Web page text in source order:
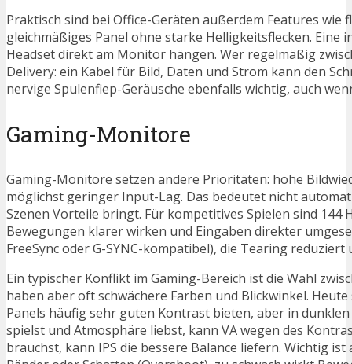
Praktisch sind bei Office-Geräten außerdem Features
gleichmäßiges Panel ohne starke Helligkeitsflecken.
Headset direkt am Monitor hängen. Wer regelmäßig
Delivery: ein Kabel für Bild, Daten und Strom kann den
nervige Spulenfiep-Geräusche ebenfalls wichtig, auch
Gaming-Monitore
Gaming-Monitore setzen andere Prioritäten: hohe
möglichst geringer Input-Lag. Das bedeutet nicht
Szenen Vorteile bringt. Für kompetitives Spielen sind
Bewegungen klarer wirken und Eingaben direkter
FreeSync oder G-SYNC-kompatibel), die Tearing
Ein typischer Konflikt im Gaming-Bereich ist die Wahl
haben aber oft schwächere Farben und Blickwinkel.
Panels häufig sehr guten Kontrast bieten, aber in
spielst und Atmosphäre liebst, kann VA wegen des
brauchst, kann IPS die bessere Balance liefern. Wichtig